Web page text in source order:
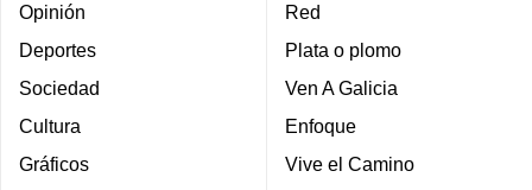
Opinión
Deportes
Sociedad
Cultura
Gráficos
Red
Plata o plomo
Ven A Galicia
Enfoque
Vive el Camino